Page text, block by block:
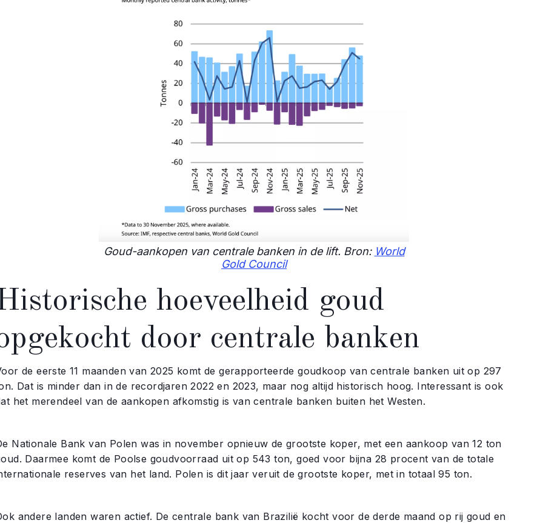
Goud-aankopen van centrale banken in de lift. Bron: World
Gold Council
hoeveelheid goud
door centrale banken
de eerste 11 maanden van 2025 komt de gerapporteerde goudkoop van centrale banken uit op 297
Dat is minder dan in de recordjaren 2022 en 2023, maar nog altijd historisch hoog. Interessant is ook
het merendeel van de aankopen afkomstig is van centrale banken buiten het Westen.
Nationale Bank van Polen was in november opnieuw de grootste koper, met een aankoop van 12 ton
Daarmee komt de Poolse goudvoorraad uit op 543 ton, goed voor bijna 28 procent van de totale
reserves van het land. Polen is dit jaar veruit de grootste koper, met in totaal 95 ton.
andere landen waren actief. De centrale bank van Brazilië kocht voor de derde maand op rij goud en